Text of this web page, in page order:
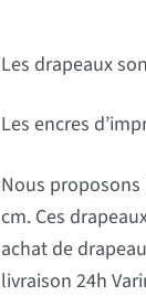
Les drapeaux
Les encres
Nous
cm. Ces
achat de
livraison 24h